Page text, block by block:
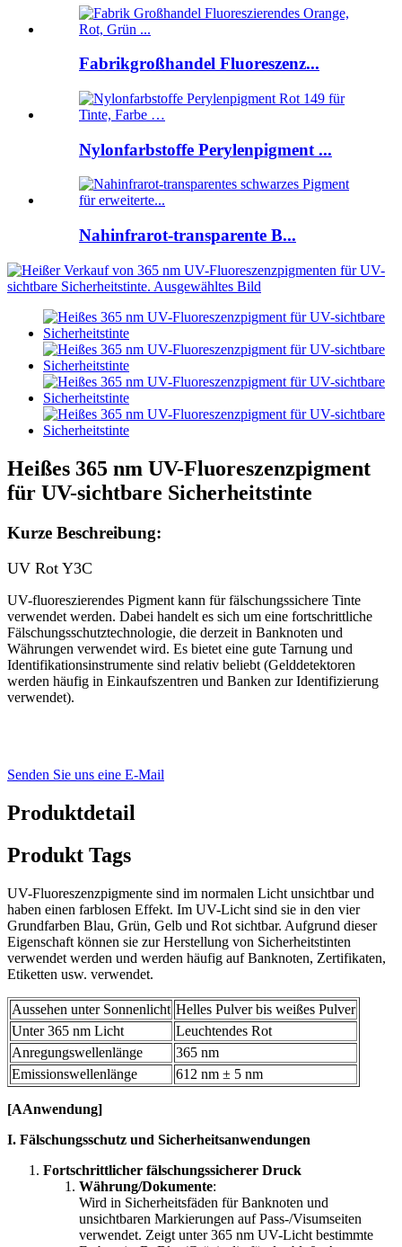
Fabrikgroßhandel Fluoreszenz...
Nylonfarbstoffe Perylenpigment ...
Nahinfrarot-transparente B...
Heißes 365 nm UV-Fluoreszenzpigment
für UV-sichtbare Sicherheitstinte
Kurze Beschreibung:
UV Rot Y3C
UV-fluoreszierendes Pigment kann für fälschungssichere Tinte
verwendet werden. Dabei handelt es sich um eine fortschrittliche
Fälschungsschutztechnologie, die derzeit in Banknoten und
Währungen verwendet wird. Es bietet eine gute Tarnung und
Identifikationsinstrumente sind relativ beliebt (Gelddetektoren
werden häufig in Einkaufszentren und Banken zur Identifizierung
verwendet).
Senden Sie uns eine E-Mail
Produktdetail
Produkt Tags
UV-Fluoreszenzpigmente sind im normalen Licht unsichtbar und
haben einen farblosen Effekt. Im UV-Licht sind sie in den vier
Grundfarben Blau, Grün, Gelb und Rot sichtbar. Aufgrund dieser
Eigenschaft können sie zur Herstellung von Sicherheitstinten
verwendet werden und werden häufig auf Banknoten, Zertifikaten,
Etiketten usw. verwendet.
Aussehen unter Sonnenlicht Helles Pulver bis weißes Pulver
Unter 365 nm Licht
Leuchtendes Rot
Anregungswellenlänge
365 nm
Emissionswellenlänge
612 nm ± 5 nm
[AAnwendung]
I. Fälschungsschutz und Sicherheitsanwendungen
Fortschrittlicher fälschungssicherer Druck
Währung/Dokumente:
Wird in Sicherheitsfäden für Banknoten und
unsichtbaren Markierungen auf Pass-/Visumseiten
verwendet. Zeigt unter 365 nm UV-Licht bestimmte